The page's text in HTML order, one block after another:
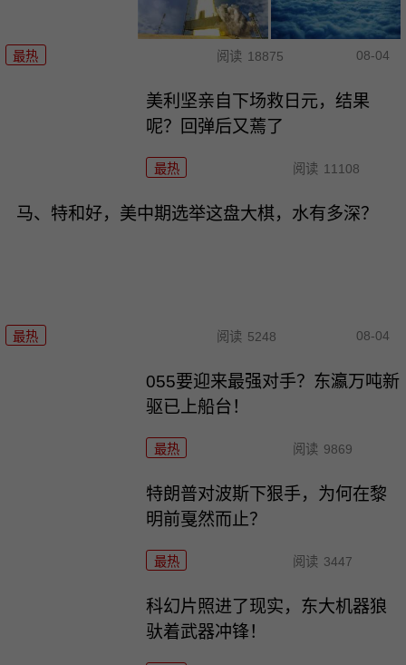
最热 阅读 18875 08-04
美利坚亲自下场救日元，结果
呢？回弹后又蔫了
最热 阅读 11108
马、特和好，美中期选举这盘大棋，水有多深？
最热 阅读 5248 08-04
055要迎来最强对手？东瀛万吨新
驱已上船台！
最热 阅读 9869
特朗普对波斯下狠手，为何在黎
明前戛然而止？
最热 阅读 3447
科幻片照进了现实，东大机器狼
驮着武器冲锋！